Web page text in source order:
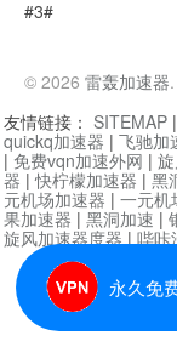
#3#
© 2026 雷轰加速器
永久免
友情链接： SITEMAP |
quickq加速器 | 飞驰加
| 免费vqn加速外网 |
器 |快柠檬加速器 | 黑
元机场加速器 | 一元机
果加速器 | 黑洞加速 |
旋风加速器度器|哔咔